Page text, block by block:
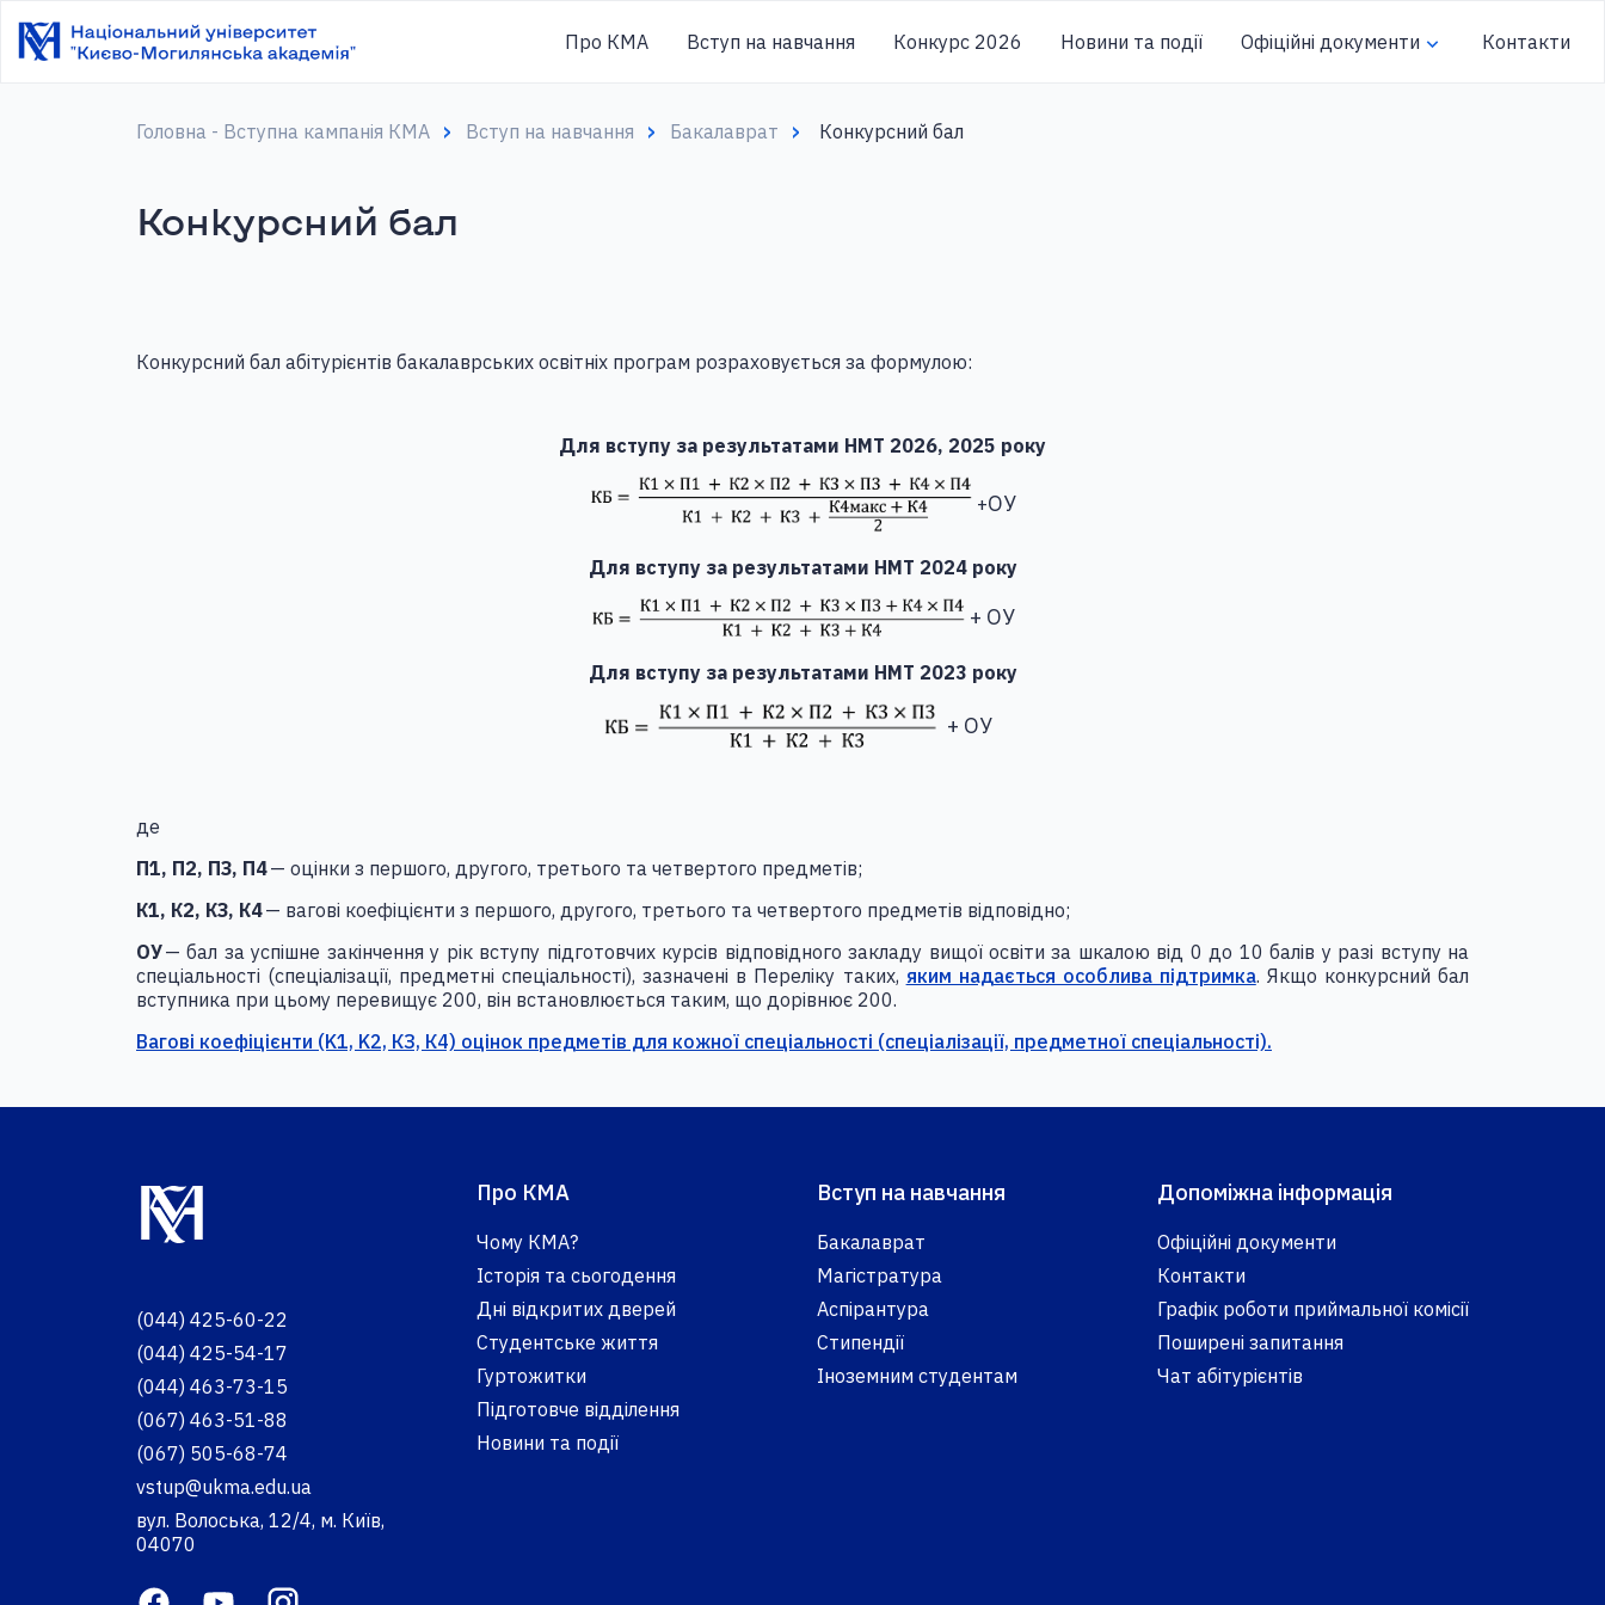
Про КМА Вступ на навчання Конкурс 2026 Новини та події Офіційні документи Контакти
Головна - Вступна кампанія КМА Вступ на навчання Бакалаврат Конкурсний бал
Конкурсний бал
Конкурсний бал абітурієнтів бакалаврських освітніх програм розраховується за формулою:
Для вступу за результатами НМТ 2026, 2025 року
+ОУ
Для вступу за результатами НМТ 2024 року
+ ОУ
Для вступу за результатами НМТ 2023 року
+ ОУ
де
П1, П2, ПЗ, П4— оцінки з першого, другого, третього та четвертого предметів;
К1, К2, КЗ, К4— вагові коефіцієнти з першого, другого, третього та четвертого предметів відповідно;
ОУ— бал за успішне закінчення у рік вступу підготовчих курсів відповідного закладу вищої освіти за шкалою від 0 до 10 балів у разі вступу на
спеціальності (спеціалізації, предметні спеціальності), зазначені в Переліку таких, яким надається особлива підтримка. Якщо конкурсний бал
вступника при цьому перевищує 200, він встановлюється таким, щo дорівнює 200.
Вагові коефіцієнти (K1, K2, КЗ, К4) оцінок предметів для кожної спеціальності (спеціалізації, предметної спеціальності).
(044) 425-60-22
(044) 425-54-17
(044) 463-73-15
(067) 463-51-88
(067) 505-68-74
vstup@ukma.edu.ua
вул. Волоська, 12/4, м. Київ,
04070
Про КМА
Чому КМА?
Історія та сьогодення
Дні відкритих дверей
Студентське життя
Гуртожитки
Підготовче відділення
Новини та події
Вступ на навчання
Бакалаврат
Магістратура
Аспірантура
Стипендії
Іноземним студентам
Допоміжна інформація
Офіційні документи
Контакти
Графік роботи приймальної комісії
Поширені запитання
Чат абітурієнтів